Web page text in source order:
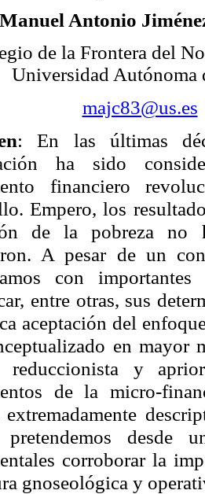
Manuel Antonio
de la Frontera del
Universidad Autónoma
majc83@us.es
: En las últimas
ha sido
financiero
Empero, los
de la pobreza no
A pesar de un
con
entre otras, sus
aceptación del
en mayor
reduccionista y
de la micro-
extremadamente
pretendemos desde
corroborar la
gnoseológica y